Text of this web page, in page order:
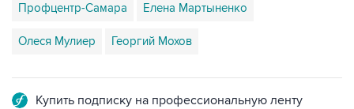
Профцентр-Самара Елена Мартыненко
Олеся Мулиер Георгий Мохов
Купить подписку на профессиональную ленту